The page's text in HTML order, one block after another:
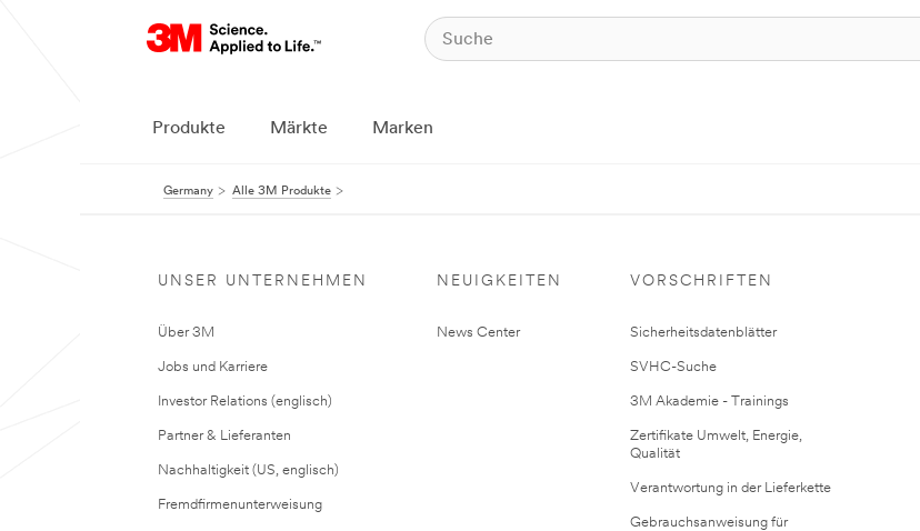
Produkte Märkte Marken
Germany Alle 3M Produkte
UNSER UNTERNEHMEN
Über 3M
Jobs und Karriere
Investor Relations (englisch)
Partner & Lieferanten
Nachhaltigkeit (US, englisch)
Fremdfirmenunterweisung
NEUIGKEITEN
News Center
VORSCHRIFTEN
Sicherheitsdatenblätter
SVHC-Suche
3M Akademie - Trainings
Zertifikate Umwelt, Energie,
Qualität
Verantwortung in der Lieferkette
Gebrauchsanweisung für